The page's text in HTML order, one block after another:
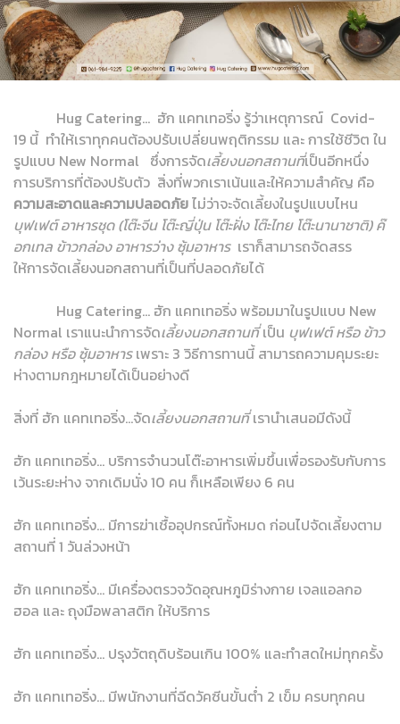
Hug Catering... ฮัก แคทเทอริ่ง รู้ว่าเหตุการณ์ Covid-
19 นี้ ทำให้เราทุกคนต้องปรับเปลี่ยนพฤติกรรม และ การใช้ชีวิต ใน
รูปแบบ New Normal ซึ่งการจัดเลี้ยงนอกสถานที่เป็นอีกหนึ่ง
การบริการที่ต้องปรับตัว สิ่งที่พวกเราเน้นและให้ความสำคัญ คือ
ความสะอาดและความปลอดภัยไม่ว่าจะจัดเลี้ยงในรูปแบบไหน
บุฟเฟต์ อาหารชุด (โต๊ะจีน โต๊ะญี่ปุ่น โต๊ะฝั่ง โต๊ะไทย โต๊ะนานาชาติ) ค๊
อกเทล ข้าวกล่อง อาหารว่าง ซุ้มอาหารเราก็สามารถจัดสรร
ให้การจัดเลี้ยงนอกสถานที่เป็นที่ปลอดภัยได้
Hug Catering... ฮัก แคทเทอริ่ง พร้อมมาในรูปแบบ New
Normal เราแนะนำการจัดเลี้ยงนอกสถานที่เป็น บุฟเฟต์ หรือ ข้าว
กล่อง หรือ ซุ้มอาหารเพราะ 3 วิธีการทานนี้ สามารถความคุมระยะ
ห่างตามกฎหมายได้เป็นอย่างดี
สิ่งที่ ฮัก แคทเทอริ่ง...จัดเลี้ยงนอกสถานที่เรานำเสนอมีดังนี้
ฮัก แคทเทอริ่ง... บริการจำนวนโต๊ะอาหารเพิ่มขึ้นเพื่อรองรับกับการ
เว้นระยะห่าง จากเดิมนั่ง 10 คน ก็เหลือเพียง 6 คน
ฮัก แคทเทอริ่ง... มีการฆ่าเชื้ออุปกรณ์ทั้งหมด ก่อนไปจัดเลี้ยงตาม
สถานที่ 1 วันล่วงหน้า
ฮัก แคทเทอริ่ง... มีเครื่องตรวจวัดอุณหภูมิร่างกาย เจลแอลกอ
ฮอล และ ถุงมือพลาสติก ให้บริการ
ฮัก แคทเทอริ่ง... ปรุงวัตถุดิบร้อนเกิน 100% และทำสดใหม่ทุกครั้ง
ฮัก แคทเทอริ่ง... มีพนักงานที่ฉีดวัคซีนขั้นต่ำ 2 เข็ม ครบทุกคน